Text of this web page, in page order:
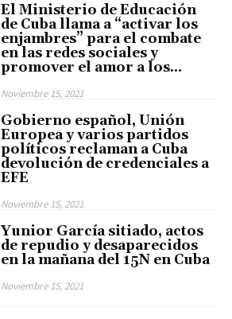
El Ministerio de Educación
de Cuba llama a “activar los
enjambres” para el combate
en las redes sociales y
promover el amor a los...
Noviembre 15, 2021
Gobierno español, Unión
Europea y varios partidos
políticos reclaman a Cuba
devolución de credenciales a
EFE
Noviembre 15, 2021
Yunior García sitiado, actos
de repudio y desaparecidos
en la mañana del 15N en Cuba
Noviembre 15, 2021